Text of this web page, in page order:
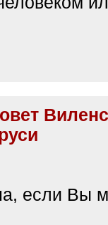
если Вы